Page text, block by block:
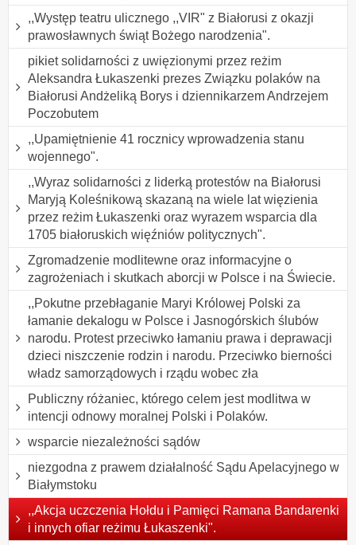
,,Występ teatru ulicznego ,,VIR" z Białorusi z okazji
prawosławnych świąt Bożego narodzenia".
pikiet solidarności z uwięzionymi przez reżim
Aleksandra Łukaszenki prezes Związku polaków na
Białorusi Andżeliką Borys i dziennikarzem Andrzejem
Poczobutem
,,Upamiętnienie 41 rocznicy wprowadzenia stanu
wojennego".
,,Wyraz solidarności z liderką protestów na Białorusi
Maryją Koleśnikową skazaną na wiele lat więzienia
przez reżim Łukaszenki oraz wyrazem wsparcia dla
1705 białoruskich więźniów politycznych".
Zgromadzenie modlitewne oraz informacyjne o
zagrożeniach i skutkach aborcji w Polsce i na Świecie.
,,Pokutne przebłaganie Maryi Królowej Polski za
łamanie dekalogu w Polsce i Jasnogórskich ślubów
narodu. Protest przeciwko łamaniu prawa i deprawacji
dzieci niszczenie rodzin i narodu. Przeciwko bierności
władz samorządowych i rządu wobec zła
Publiczny różaniec, którego celem jest modlitwa w
intencji odnowy moralnej Polski i Polaków.
wsparcie niezależności sądów
niezgodna z prawem działalność Sądu Apelacyjnego w
Białymstoku
,,Akcja uczczenia Hołdu i Pamięci Ramana Bandarenki
i innych ofiar reżimu Łukaszenki".